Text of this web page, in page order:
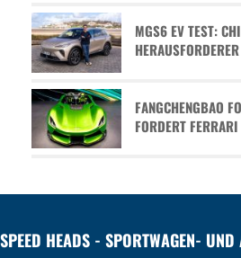
MGS6 EV TEST:
FANGCHENGBAO
FORDERT
SPEED HEADS - SPORTWAGEN-